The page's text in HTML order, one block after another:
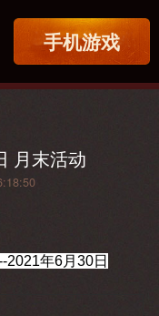
手机游戏
月末活动
年6月30日